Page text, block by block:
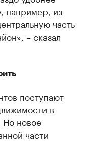
например, из
часть
– сказал
поступают
в
Но новое
части